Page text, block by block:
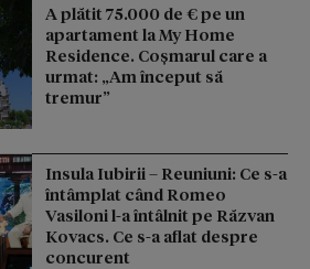
A plătit 75.000 de € pe un
apartament la My Home
Residence. Coşmarul care a
urmat: „Am început să
tremur”
Insula Iubirii – Reuniuni: Ce s-a
întâmplat când Romeo
Vasiloni l-a întâlnit pe Răzvan
Kovacs. Ce s-a aflat despre
concurent